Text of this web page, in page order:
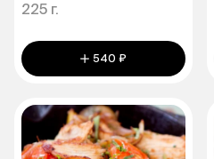
225 г.
540 ₽